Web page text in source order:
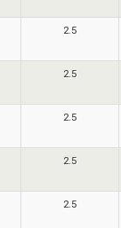
2.5
2.5
2.5
2.5
2.5